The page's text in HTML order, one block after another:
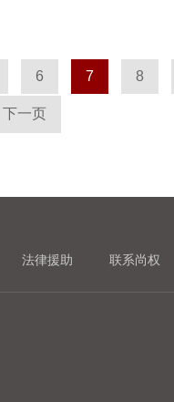
6 7 8
下一页
法律援助 联系尚权